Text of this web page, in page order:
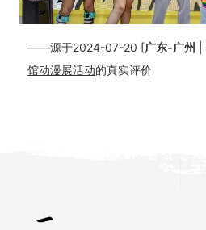
——源于2024-07-20 [广东-广州
馆动漫展活动的真实评价